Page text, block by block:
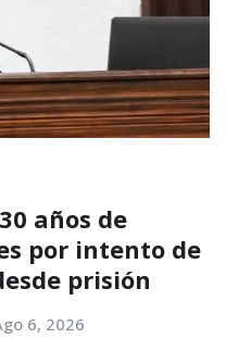
años de
por intento de
prisión
6, 2026